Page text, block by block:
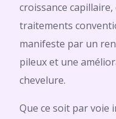
croissance
traitements
manifeste par un
pileux et une
chevelure.
Que ce soit par voie